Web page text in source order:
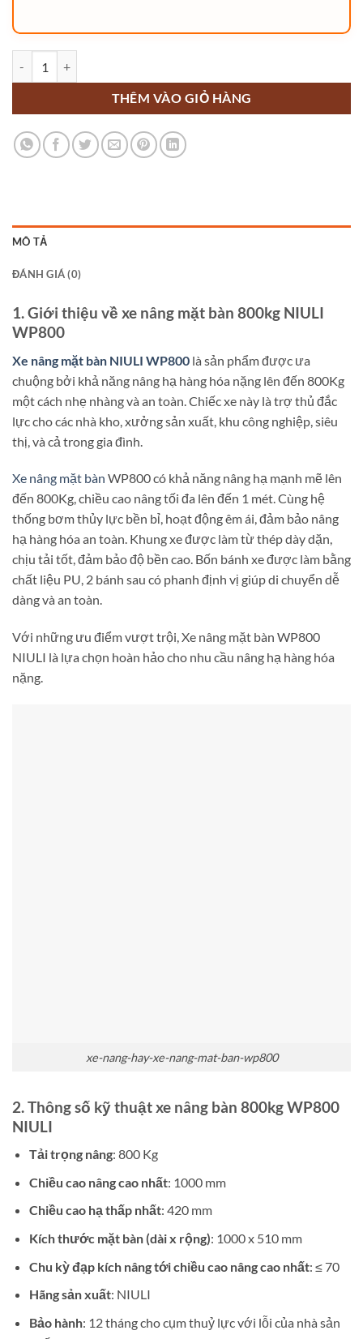
THÊM VÀO GIỎ HÀNG
MÔ TẢ
ĐÁNH GIÁ (0)
1. Giới thiệu về xe nâng mặt bàn 800kg NIULI
WP800
Xe nâng mặt bàn NIULI WP800 là sản phẩm được ưa
chuộng bởi khả năng nâng hạ hàng hóa nặng lên đến 800Kg
một cách nhẹ nhàng và an toàn. Chiếc xe này là trợ thủ đắc
lực cho các nhà kho, xưởng sản xuất, khu công nghiệp, siêu
thị, và cả trong gia đình.
Xe nâng mặt bàn WP800 có khả năng nâng hạ mạnh mẽ lên
đến 800Kg, chiều cao nâng tối đa lên đến 1 mét. Cùng hệ
thống bơm thủy lực bền bỉ, hoạt động êm ái, đảm bảo nâng
hạ hàng hóa an toàn. Khung xe được làm từ thép dày dặn,
chịu tải tốt, đảm bảo độ bền cao. Bốn bánh xe được làm bằng
chất liệu PU, 2 bánh sau có phanh định vị giúp di chuyển dễ
dàng và an toàn.
Với những ưu điểm vượt trội, Xe nâng mặt bàn WP800
NIULI là lựa chọn hoàn hảo cho nhu cầu nâng hạ hàng hóa
nặng.
xe-nang-hay-xe-nang-mat-ban-wp800
2. Thông số kỹ thuậtxe nâng bàn 800kg WP800
NIULI
Tải trọng nâng: 800 Kg
Chiều cao nâng cao nhất: 1000 mm
Chiều cao hạ thấp nhất: 420 mm
Kích thước mặt bàn (dài x rộng): 1000 x 510 mm
Chu kỳ đạp kích nâng tới chiều cao nâng cao nhất: ≤ 70
Hãng sản xuất: NIULI
Bảo hành: 12 tháng cho cụm thuỷ lực với lỗi của nhà sản